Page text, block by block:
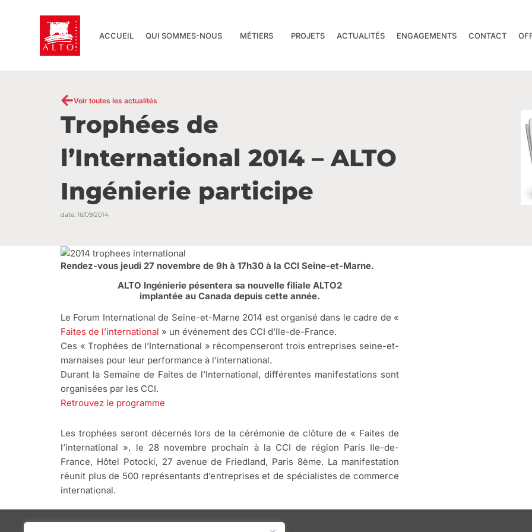
ACCUEIL QUI SOMMES-NOUS MÉTIERS PROJETS ACTUALITÉS ENGAGEMENTS CONTACT
Voir toutes les actualités
Trophées de
l’International 2014 – ALTO
Ingénierie participe
date: 16/09/2014
Rendez-vous jeudi 27 novembre de 9h à 17h30 à la CCI Seine-et-Marne.
ALTO Ingénierie pésentera sa nouvelle filiale ALTO2
implantée au Canada depuis cette année.
Le Forum International de Seine-et-Marne 2014 est organisé dans le cadre de «
Faites de l’international » un événement des CCI d’Ile-de-France.
Ces « Trophées de l’International » récompenseront trois entreprises seine-et-
marnaises pour leur performance à l’international.
Durant la Semaine de Faites de l’International, différentes manifestations sont
organisées par les CCI.
Retrouvez le programme
Les trophées seront décernés lors de la cérémonie de clôture de « Faites de
l’international », le 28 novembre prochain à la CCI de région Paris Ile-de-
France, Hôtel Potocki, 27 avenue de Friedland, Paris 8ème. La manifestation
réunit plus de 500 représentants d’entreprises et de spécialistes de commerce
international.